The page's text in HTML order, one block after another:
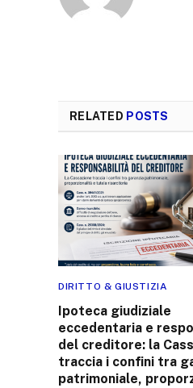
RELATED POSTS
DIRITTO & GIUSTIZIA
Ipoteca giudiziale
eccedentaria e
del creditore: la
traccia i confini tra
patrimoniale,